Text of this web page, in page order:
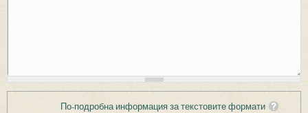
По-подробна информация за текстовите формати